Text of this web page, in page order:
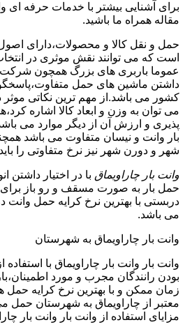
برای آشنایی بیشتر با خدمات حرفه ای
مقاله همراه ما باشید.
حمل و نقل کالا و محصولات،دارای
است که می توانند نقش موثری در
عموما باربری های بزرگ همچون شرکت
داشتن ماشین های حمل
کشور می باشد.از مهم ترین نکاتی موثر
می توان به وزن و ابعاد کالا اشاره
پذیری و ارزش آن از دیگر موارد می
بار وانت و نیسان متفاوت می باشد
شهر و دورن شهر نیز نرخ متفاوتی را
وانت بار چاراویماق با در اختیار
حمل بار به صورت مسقف و رو باز برای
دربستی با بهترین نرخ کرایه حمل
می باشد.
وانت بار چاراویماق به شهرستان
وانت بار وانت بار چاراویماق با استفاده
بودن رانندگان مجرب و مورد
زمان ممکن و با بهترین نرخ کرایه حمل
معتبر از چاراویماق به شهرستان حمل
مزایای استفاده از وانت بار وانت بار